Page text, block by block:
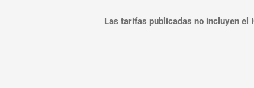
Las tarifas publicadas no incluyen el